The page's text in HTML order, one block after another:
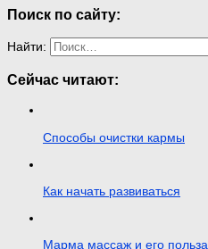
Поиск по сайту:
Найти:
Сейчас читают:
Способы очистки кармы
Как начать развиваться
Марма массаж и его польза